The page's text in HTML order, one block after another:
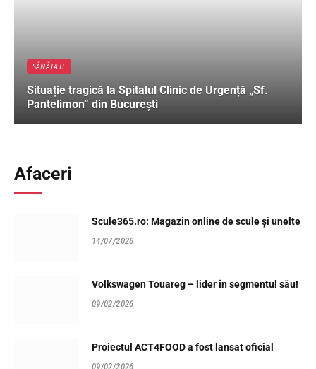
SĂNĂTATE
Situație tragică la Spitalul Clinic de Urgență „Sf.
Pantelimon” din București
Afaceri
Scule365.ro: Magazin online de scule și unelte
14/07/2026
Volkswagen Touareg – lider în segmentul său!
09/02/2026
Proiectul ACT4FOOD a fost lansat oficial
09/02/2026